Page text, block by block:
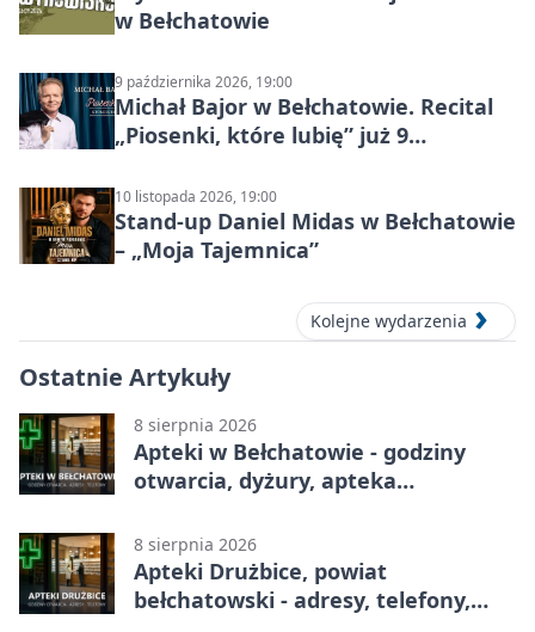
w Bełchatowie
9 października 2026, 19:00
Michał Bajor w Bełchatowie. Recital
„Piosenki, które lubię” już 9
10 listopada 2026, 19:00
Stand-up Daniel Midas w Bełchatowie
– „Moja Tajemnica”
Kolejne wydarzenia
Ostatnie Artykuły
8 sierpnia 2026
Apteki w Bełchatowie - godziny
otwarcia, dyżury, apteka
8 sierpnia 2026
Apteki Drużbice, powiat
bełchatowski - adresy, telefony,